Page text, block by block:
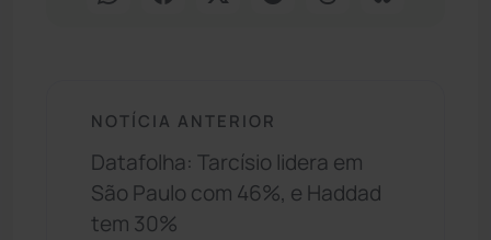
NOTÍCIA ANTERIOR
Datafolha: Tarcísio lidera em
São Paulo com 46%, e Haddad
tem 30%